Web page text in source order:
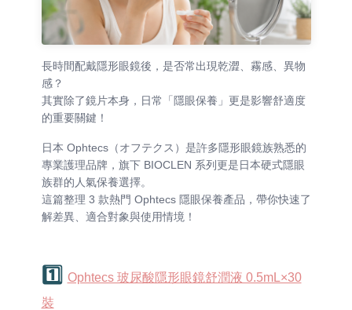
長時間配戴隱形眼鏡後，是否常出現乾澀、霧感、異物
感？
其實除了鏡片本身，日常「隱眼保養」更是影響舒適度
的重要關鍵！
日本 Ophtecs（オフテクス）是許多隱形眼鏡族熟悉的
專業護理品牌，旗下 BIOCLEN 系列更是日本硬式隱眼
族群的人氣保養選擇。
這篇整理 3 款熱門 Ophtecs 隱眼保養產品，帶你快速了
解差異、適合對象與使用情境！
1️⃣ Ophtecs 玻尿酸隱形眼鏡舒潤液 0.5mL×30
裝